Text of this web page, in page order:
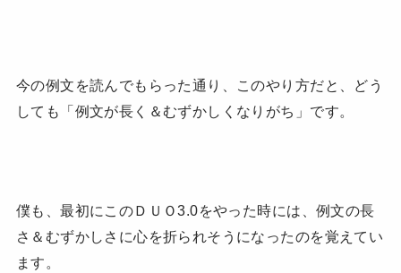
今の例文を読んでもらった通り、このやり方だと、どう
しても「例文が長く＆むずかしくなりがち」です。
僕も、最初にこのＤＵＯ3.0をやった時には、例文の長
さ＆むずかしさに心を折られそうになったのを覚えてい
ます。